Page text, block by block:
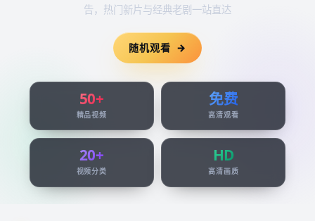
告，热门新片与经典老剧一站直达
随机观看
50+
精品视频
免费
高清观看
20+
视频分类
HD
高清画质